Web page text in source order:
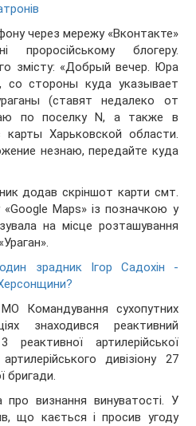
через мережу «Вконтакте»
проросійському блогеру.
змісту: «Добрый вечер. Юра
со стороны куда указывает
(ставят недалеко от
по поселку N, а также в
Харьковской области.
незнаю, передайте куда
додав скріншот карти смт.
«Google Maps» із позначкою у
на місце розташування
зрадник Ігор Садохін -
Командування сухопутних
знаходився реактивний
реактивної артилерійської
дивізіону 27
бригади.
визнання винуватості. У
що кається і просив угоду